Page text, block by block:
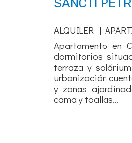
SANCTI
ALQUILER |
Apartamento en
dormitorios
terraza y
urbanización
y zonas
cama y toallas...